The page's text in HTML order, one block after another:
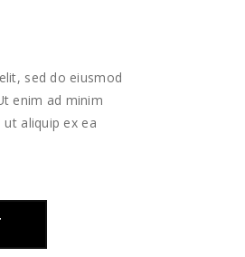
sed do eiusmod
enim ad minim
aliquip ex ea